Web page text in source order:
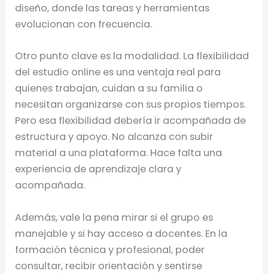
diseño, donde las tareas y herramientas
evolucionan con frecuencia.
Otro punto clave es la modalidad. La flexibilidad
del estudio online es una ventaja real para
quienes trabajan, cuidan a su familia o
necesitan organizarse con sus propios tiempos.
Pero esa flexibilidad debería ir acompañada de
estructura y apoyo. No alcanza con subir
material a una plataforma. Hace falta una
experiencia de aprendizaje clara y
acompañada.
Además, vale la pena mirar si el grupo es
manejable y si hay acceso a docentes. En la
formación técnica y profesional, poder
consultar, recibir orientación y sentirse